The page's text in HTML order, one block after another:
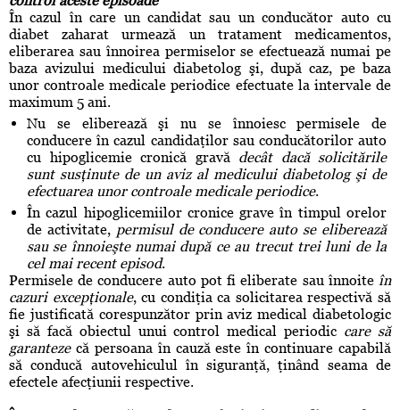
În cazul în care un candidat sau un conducător auto cu
diabet zaharat urmează un tratament medicamentos,
eliberarea sau înnoirea permiselor se efectuează numai pe
baza avizului medicului diabetolog şi, după caz, pe baza
unor controale medicale periodice efectuate la intervale de
maximum 5 ani.
Nu se eliberează şi nu se înnoiesc permisele de
conducere în cazul candidaţilor sau conducătorilor auto
cu hipoglicemie cronică gravă decât dacă solicitările
sunt susţinute de un aviz al medicului diabetolog şi de
efectuarea unor controale medicale periodice.
În cazul hipoglicemiilor cronice grave în timpul orelor
de activitate, permisul de conducere auto se eliberează
sau se înnoieşte numai după ce au trecut trei luni de la
cel mai recent episod.
Permisele de conducere auto pot fi eliberate sau înnoiteîn
cazuri excepţionale, cu condiţia ca solicitarea respectivă să
fie justificată corespunzător prin aviz medical diabetologic
şi să facă obiectul unui control medical periodic care să
garantezecă persoana în cauză este în continuare capabilă
să conducă autovehiculul în siguranţă, ţinând seama de
efectele afecţiunii respective.